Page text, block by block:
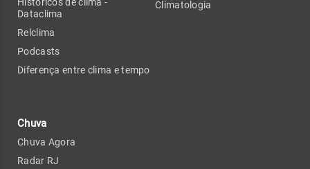
Dataclima
Relclima
Podcasts
Diferença entre clima e tempo
Chuva
Chuva Agora
Radar RJ
Climatologia